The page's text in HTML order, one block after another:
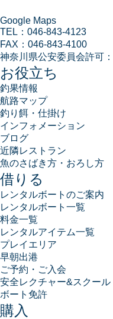
Google Maps
TEL： 046-843-4123
FAX： 046-843-4100
神奈川県公安委員会許可：
お役立ち
釣果情報
航路マップ
釣り餌・仕掛け
インフォメーション
ブログ
近隣レストラン
魚のさばき方・おろし方
借りる
レンタルボートのご案内
レンタルボート一覧
料金一覧
レンタルアイテム一覧
プレイエリア
早朝出港
ご予約・ご入会
安全レクチャー&スクール
ボート免許
購入